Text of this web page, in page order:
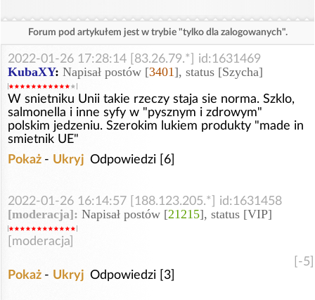
Forum pod artykułem jest w trybie "tylko dla zalogowanych".
2022-01-26 17:28:14 [83.26.79.*] id:1631469
KubaXY: Napisał postów [3401], status [Szycha]
W snietniku Unii takie rzeczy staja sie norma. Szklo,
salmonella i inne syfy w "pysznym i zdrowym"
polskim jedzeniu. Szerokim lukiem produkty "made in
smietnik UE"
Pokaż - Ukryj Odpowiedzi [6]
2022-01-26 16:14:57 [188.123.205.*] id:1631458
[moderacja]: Napisał postów [21215], status [VIP]
[moderacja]
[-5]
Pokaż - Ukryj Odpowiedzi [3]